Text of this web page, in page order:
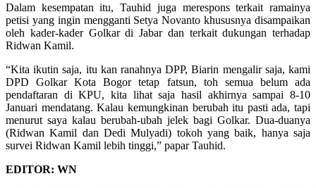
Dalam kesempatan itu, Tauhid juga merespons terkait ramainya
petisi yang ingin mengganti Setya Novanto khususnya disampaikan
oleh kader-kader Golkar di Jabar dan terkait dukungan terhadap
Ridwan Kamil.
“Kita ikutin saja, itu kan ranahnya DPP, Biarin mengalir saja, kami
DPD Golkar Kota Bogor tetap fatsun, toh semua belum ada
pendaftaran di KPU, kita lihat saja hasil akhirnya sampai 8-10
Januari mendatang. Kalau kemungkinan berubah itu pasti ada, tapi
menurut saya kalau berubah-ubah jelek bagi Golkar. Dua-duanya
(Ridwan Kamil dan Dedi Mulyadi) tokoh yang baik, hanya saja
survei Ridwan Kamil lebih tinggi,” papar Tauhid.
EDITOR: WN